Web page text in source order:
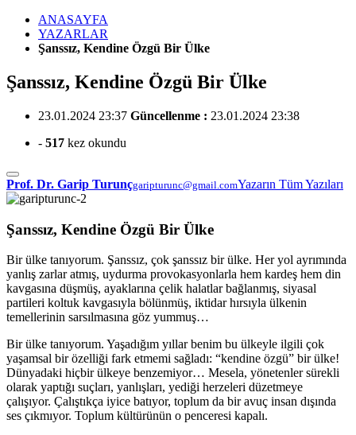
ANASAYFA
YAZARLAR
Şanssız, Kendine Özgü Bir Ülke
Şanssız, Kendine Özgü Bir Ülke
23.01.2024 23:37 Güncellenme : 23.01.2024 23:38
- 517 kez okundu
Prof. Dr. Garip Turunçgaripturunc@gmail.comYazarın Tüm Yazıları
Şanssız, Kendine Özgü Bir Ülke
Bir ülke tanıyorum. Şanssız, çok şanssız bir ülke. Her yol ayrımında
yanlış zarlar atmış, uydurma provokasyonlarla hem kardeş hem din
kavgasına düşmüş, ayaklarına çelik halatlar bağlanmış, siyasal
partileri koltuk kavgasıyla bölünmüş, iktidar hırsıyla ülkenin
temellerinin sarsılmasına göz yummuş…
Bir ülke tanıyorum. Yaşadığım yıllar benim bu ülkeyle ilgili çok
yaşamsal bir özelliği fark etmemi sağladı: “kendine özgü” bir ülke!
Dünyadaki hiçbir ülkeye benzemiyor… Mesela, yönetenler sürekli
olarak yaptığı suçları, yanlışları, yediği herzeleri düzetmeye
çalışıyor. Çalıştıkça iyice batıyor, toplum da bir avuç insan dışında
ses çıkmıyor. Toplum kültürünün o penceresi kapalı.